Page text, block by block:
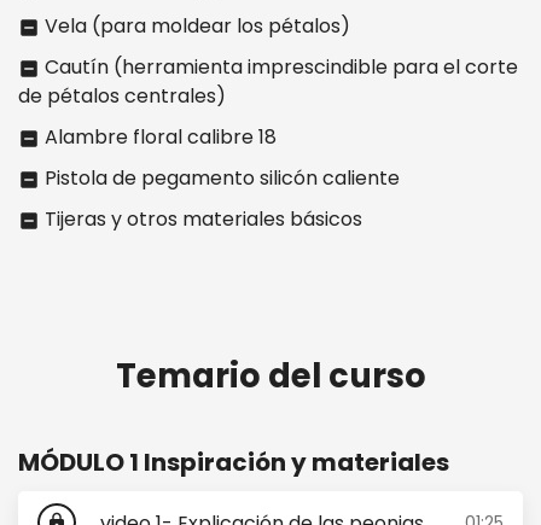
indeterminate_check_box Vela (para moldear los pétalos)
indeterminate_check_box Cautín (herramienta imprescindible para el corte
de pétalos centrales)
indeterminate_check_box Alambre floral calibre 18
indeterminate_check_box Pistola de pegamento silicón caliente
indeterminate_check_box Tijeras y otros materiales básicos
Temario del curso
MÓDULO 1 Inspiración y materiales